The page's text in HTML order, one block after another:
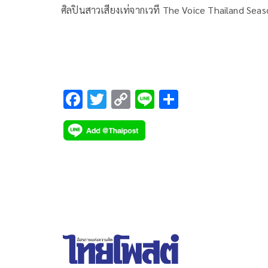
ศิลปินสาวเสียงเท่จากเวที The Voice Thailand
ถือเป็นซิงเกิลเดี่ยวของตัวเองในรอบ 2 ปี ที่จะมาขยี้หัว
คนที่กำลังสับสน และสงสัยว่าคนในใจเขา..ยังเป็นเราอ
หรือเปล่านะ?
F
ac
e
T
wi
tt
C
o
p
Li